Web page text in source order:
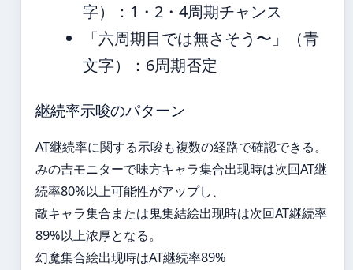
字）：1・2・4周期チャンス
「六周期目では無さそう〜」（青
文字）：6周期否定
継続率示唆のパターン
AT継続率に関する示唆も複数の経路で確認できる。
みの吉モニターで味方キャラ集合出现時は次回AT継
続率80%以上可能性がアップし、
敵キャラ集合または鬼集結絵出现時は次回AT継続率
89%以上浓厚となる。
幻魔集合絵出现時はAT継続率89%